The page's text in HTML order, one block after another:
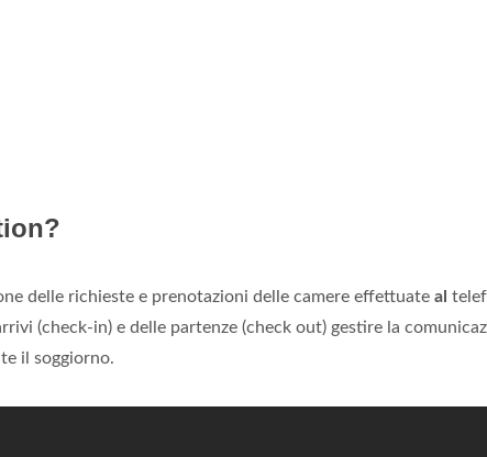
delle richieste e prenotazioni delle camere effettuate al
(check-in) e delle partenze (check out) gestire la
il soggiorno.